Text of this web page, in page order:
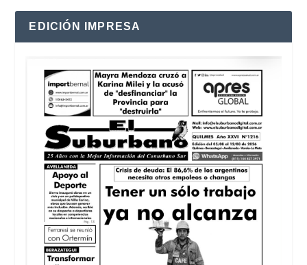
EDICIÓN IMPRESA